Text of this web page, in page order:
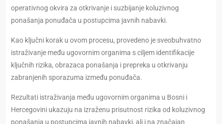
operativnog okvira za otkrivanje i suzbijanje koluzivnog
ponašanja ponuđača u postupcima javnih nabavki.
Kao ključni korak u ovom procesu, provedeno je sveobuhvatno
istraživanje među ugovornim organima s ciljem identifikacije
ključnih rizika, obrazaca ponašanja i prepreka u otkrivanju
zabranjenih sporazuma između ponuđača.
Rezultati istraživanja među ugovornim organima u Bosni i
Hercegovini ukazuju na izraženu prisutnost rizika od koluzivnog
ponašanja u postupcima javnih nabavki, ali i na značajan